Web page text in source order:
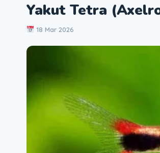
Yakut Tetra
18 Mar 2026